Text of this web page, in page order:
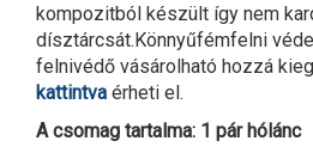
kompozitból készült így nem
dísztárcsát.Könnyűfémfelni
felnivédő vásárolható hozzá
kattintva érheti el.
A csomag tartalma: 1 pár hólánc